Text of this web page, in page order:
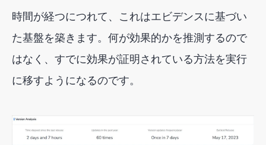
時間が経つにつれて、これはエビデンスに基づい
た基盤を築きます。何が効果的かを推測するので
はなく、すでに効果が証明されている方法を実行
に移すようになるのです。